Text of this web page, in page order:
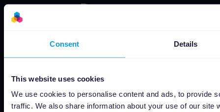
Consent Details
This website uses cookies
We use cookies to personalise content and ads, to provide
traffic. We also share information about your use of our site
Resources
Algemene voorwaarden